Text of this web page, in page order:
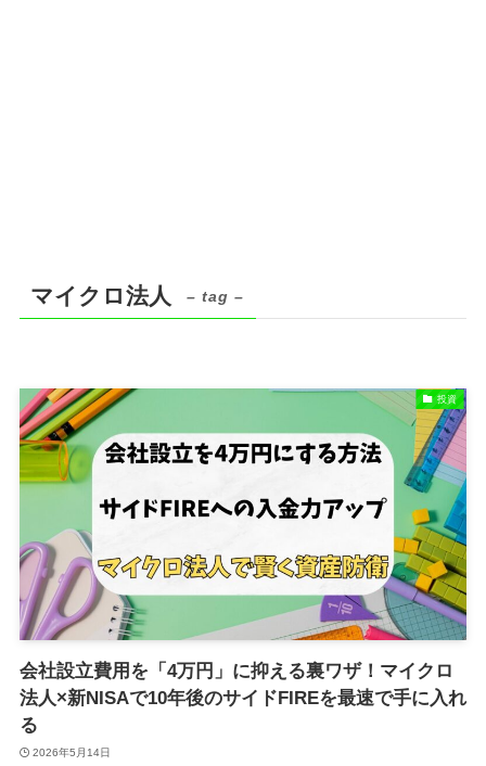
マイクロ法人 – tag –
投資
会社設立費用を「4万円」に抑える裏ワザ！マイクロ
法人×新NISAで10年後のサイドFIREを最速で手に入れ
る
2026年5月14日